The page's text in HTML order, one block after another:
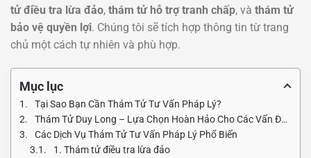
tử điều tra lừa đảo, thám tử hỗ trợ tranh chấp, và thám tử
bảo vệ quyền lợi. Chúng tôi sẽ tích hợp thông tin từ trang
chủ một cách tự nhiên và phù hợp.
Mục lục
Tại Sao Bạn Cần Thám Tử Tư Vấn Pháp Lý?
Thám Tử Duy Long – Lựa Chọn Hoàn Hảo Cho Các Vấn Đề Pháp Lý
Các Dịch Vụ Thám Tử Tư Vấn Pháp Lý Phổ Biến
1. Thám tử điều tra lừa đảo